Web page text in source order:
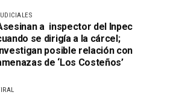
a inspector del Inpec
se dirigía a la cárcel;
posible relación con
de ‘Los Costeños’